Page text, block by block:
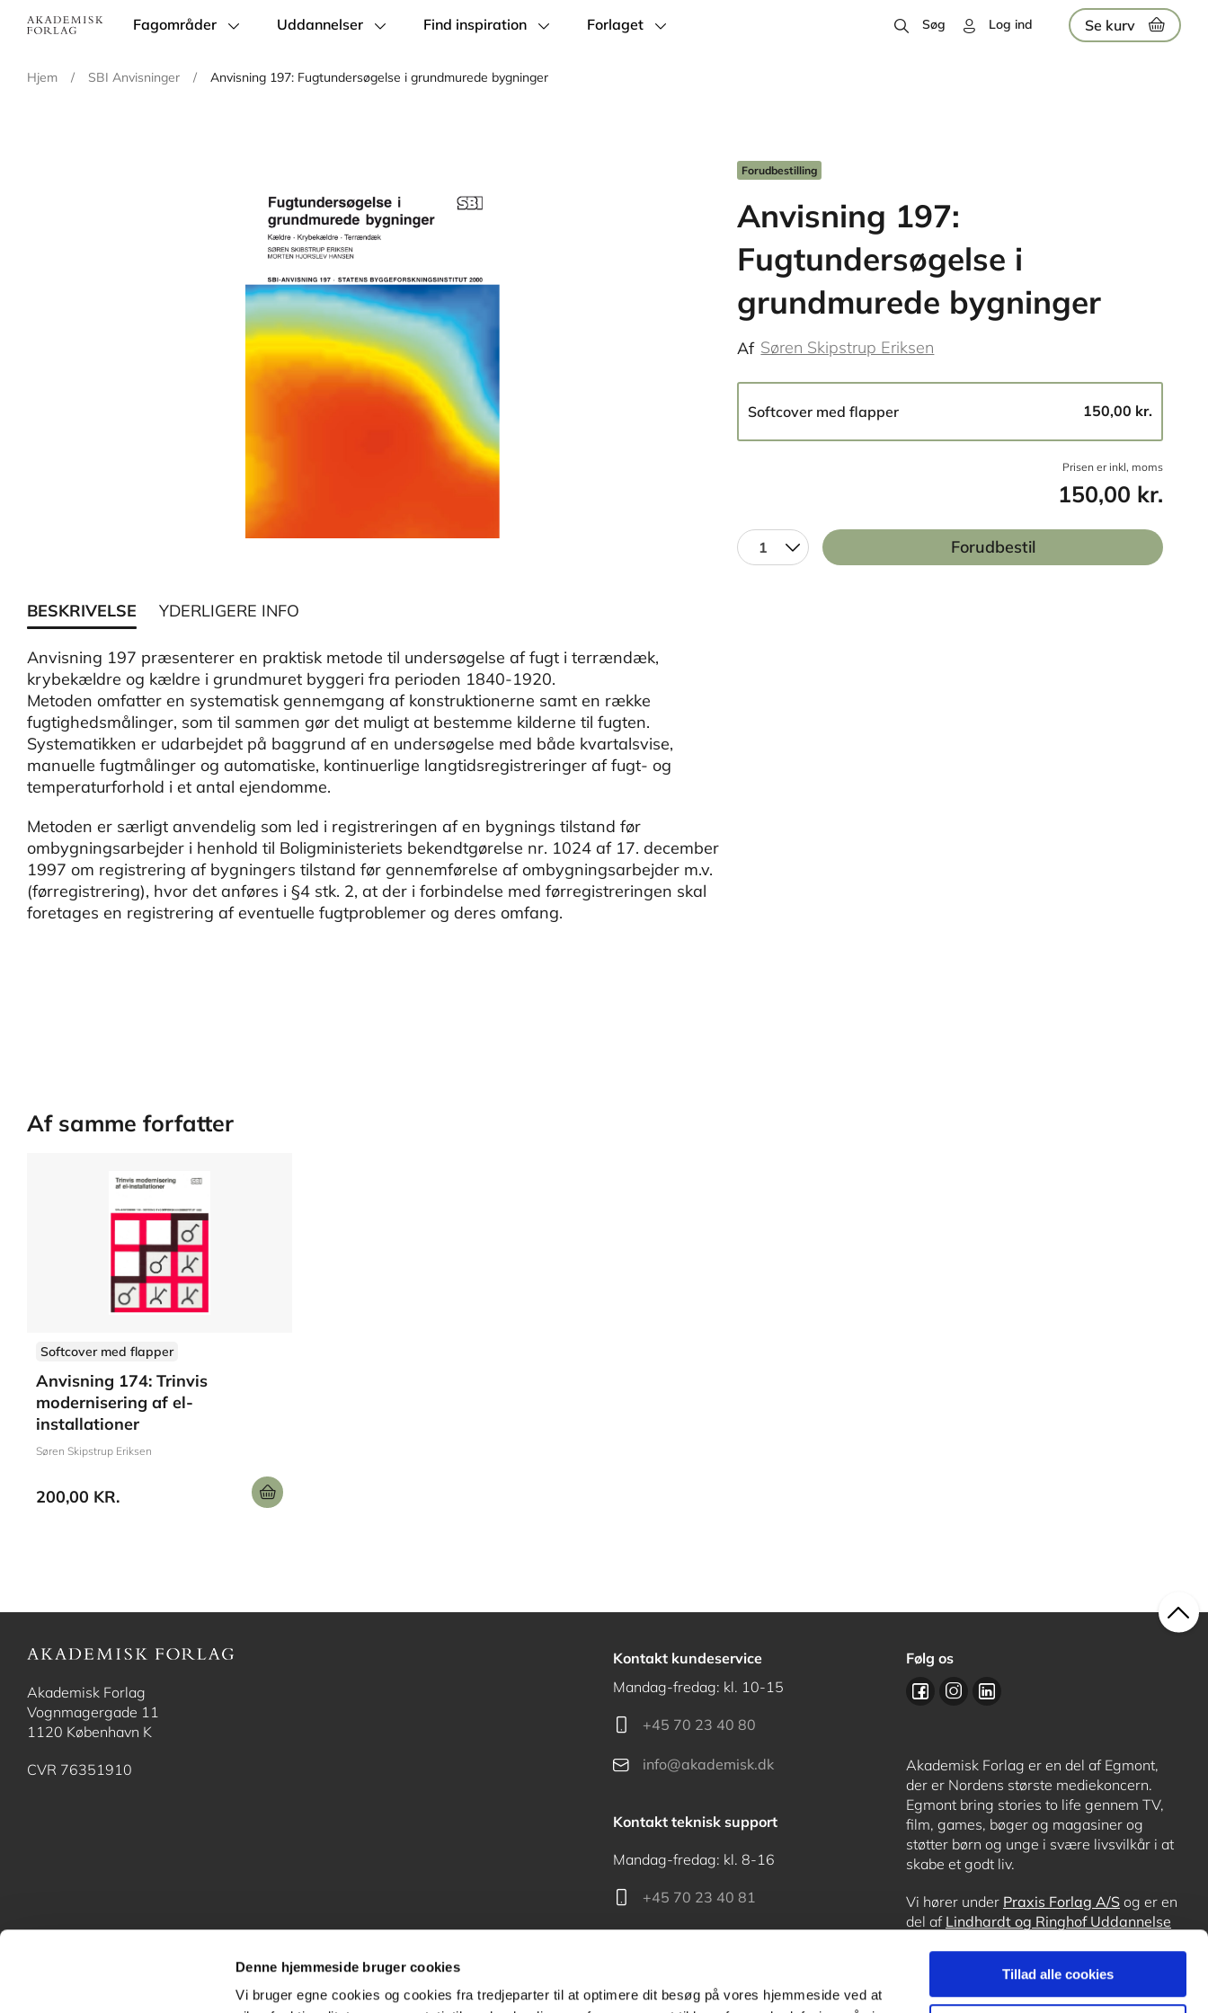
Denne hjemmeside bruger cookies
Vi bruger egne cookies og cookies fra tredjeparter til at optimere dit besøg på vores hjemmeside ved at
Tillad alle cookies
Main
Fagområder Uddannelser Find inspiration Forlaget Søg Log ind Se kurv
Hjem / SBI Anvisninger / Anvisning 197: Fugtundersøgelse i grundmurede bygninger
Forudbestilling
Anvisning 197:
Fugtundersøgelse i
grundmurede bygninger
Af Søren Skipstrup Eriksen
Softcover med flapper 150,00 kr.
Prisen er inkl, moms
150,00 kr.
1 Forudbestil
BESKRIVELSE YDERLIGERE INFO
Anvisning 197 præsenterer en praktisk metode til undersøgelse af fugt i terrændæk,
krybekældre og kældre i grundmuret byggeri fra perioden 1840-1920.
Metoden omfatter en systematisk gennemgang af konstruktionerne samt en række
fugtighedsmålinger, som til sammen gør det muligt at bestemme kilderne til fugten.
Systematikken er udarbejdet på baggrund af en undersøgelse med både kvartalsvise,
manuelle fugtmålinger og automatiske, kontinuerlige langtidsregistreringer af fugt- og
temperaturforhold i et antal ejendomme.
Metoden er særligt anvendelig som led i registreringen af en bygnings tilstand før
ombygningsarbejder i henhold til Boligministeriets bekendtgørelse nr. 1024 af 17. december
1997 om registrering af bygningers tilstand før gennemførelse af ombygningsarbejder m.v.
(førregistrering), hvor det anføres i §4 stk. 2, at der i forbindelse med førregistreringen skal
foretages en registrering af eventuelle fugtproblemer og deres omfang.
Af samme forfatter
Softcover med flapper
Anvisning 174: Trinvis
modernisering af el-
installationer
Søren Skipstrup Eriksen
200,00 KR.
Akademisk Forlag
Vognmagergade 11
1120 København K
CVR 76351910
Kontakt kundeservice
Mandag-fredag: kl. 10-15
+45 70 23 40 80
info@akademisk.dk
Kontakt teknisk support
Mandag-fredag: kl. 8-16
+45 70 23 40 81
Følg os
Akademisk Forlag er en del af Egmont,
der er Nordens største mediekoncern.
Egmont bring stories to life gennem TV,
film, games, bøger og magasiner og
støtter børn og unge i svære livsvilkår i at
skabe et godt liv.
Vi hører under Praxis Forlag A/S og er en
del af Lindhardt og Ringhof Uddannelse
OrdblindetræningogForstå.dk.